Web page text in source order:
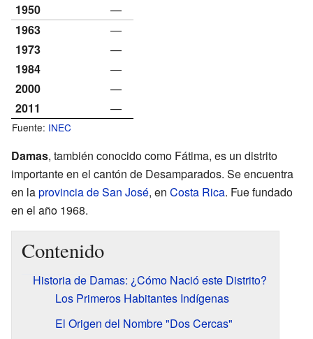
1950
—
1963
—
1973
—
1984
—
2000
—
2011
—
Fuente: INEC
Damas, también conocido como Fátima, es un distrito
importante en el cantón de Desamparados. Se encuentra
en laprovincia de San José, en Costa Rica. Fue fundado
en el año 1968.
Contenido
Historia de Damas: ¿Cómo Nació este Distrito?
Los Primeros Habitantes Indígenas
El Origen del Nombre "Dos Cercas"